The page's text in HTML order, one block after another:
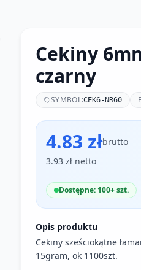
Cekiny
czarny
SYMBOL:CEK6-NR60
4.83 złbrutto
3.93 zł netto
Dostępne: 100+ szt.
Opis produktu
Cekiny sześciokątne
15gram, ok 1100szt.